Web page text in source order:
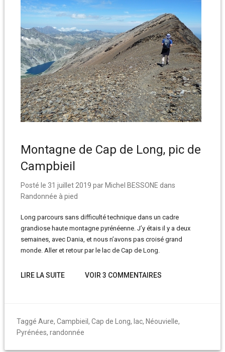
Montagne de Cap de Long, pic de
Campbieil
Posté le 31 juillet 2019 par Michel BESSONE dans
Randonnée à pied
Long parcours sans difficulté technique dans un cadre
grandiose haute montagne pyrénéenne. J’y étais il y a deux
semaines, avec Dania, et nous n’avons pas croisé grand
monde. Aller et retour par le lac de Cap de Long.
LIRE LA SUITE VOIR 3 COMMENTAIRES
Taggé Aure, Campbieil , Cap de Long, lac, Néouvielle,
Pyrénées, randonnée